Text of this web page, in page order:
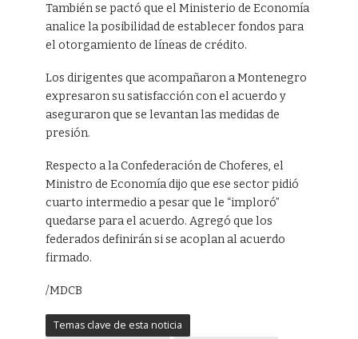
También se pactó que el Ministerio de Economía
analice la posibilidad de establecer fondos para
el otorgamiento de líneas de crédito.
Los dirigentes que acompañaron a Montenegro
expresaron su satisfacción con el acuerdo y
aseguraron que se levantan las medidas de
presión.
Respecto a la Confederación de Choferes, el
Ministro de Economía dijo que ese sector pidió
cuarto intermedio a pesar que le “imploró”
quedarse para el acuerdo. Agregó que los
federados definirán si se acoplan al acuerdo
firmado.
/MDCB
Temas clave de esta noticia